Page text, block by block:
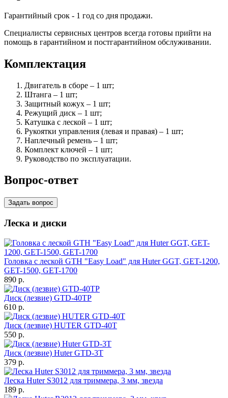
Гарантийный срок - 1 год со дня продажи.
Специалисты сервисных центров всегда готовы прийти на
помощь в гарантийном и постгарантийном обслуживании.
Комплектация
Двигатель в сборе – 1 шт;
Штанга – 1 шт;
Защитный кожух – 1 шт;
Режущий диск – 1 шт;
Катушка с леской – 1 шт;
Рукоятки управления (левая и правая) – 1 шт;
Наплечный ремень – 1 шт;
Комплект ключей – 1 шт;
Руководство по эксплуатации.
Вопрос-ответ
Задать вопрос
Леска и диски
Головка с леской GTH "Easy Load" для Huter GGT, GET-1200,
GET-1500, GET-1700
890 p.
Диск (лезвие) GTD-40TP
610 p.
Диск (лезвие) HUTER GTD-40T
550 p.
Диск (лезвие) Huter GTD-3T
379 p.
Леска Huter S3012 для триммера, 3 мм, звезда
189 p.